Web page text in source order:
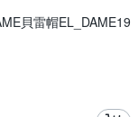
貝雷帽EL_DAME19